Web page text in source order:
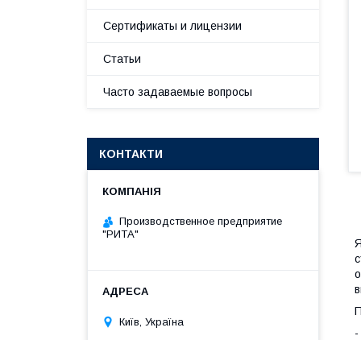
-
Сертификаты и лицензии
Статьи
Часто задаваемые вопросы
КОНТАКТИ
Производственное предприятие
"РИТА"
Київ, Україна